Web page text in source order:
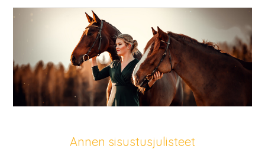
Annen sisustusjulisteet